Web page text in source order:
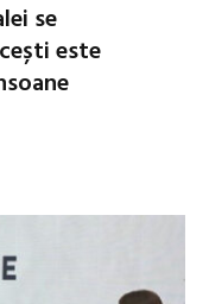
se
este